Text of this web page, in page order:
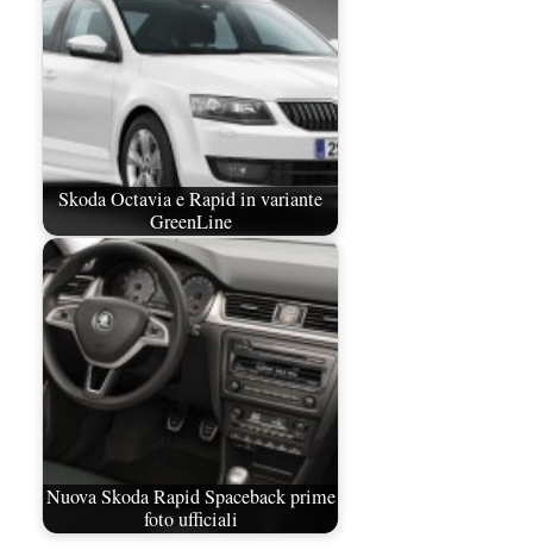
Skoda Octavia e Rapid in variante
GreenLine
Nuova Skoda Rapid Spaceback prime
foto ufficiali